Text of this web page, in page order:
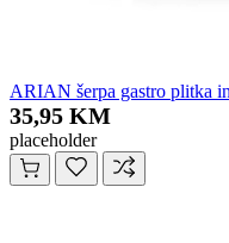
ARIAN šerpa gastro plitka
35,95 KM
placeholder